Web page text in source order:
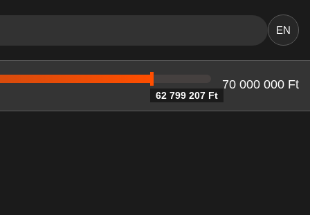
EN
62 799 207 Ft
70 000 000 Ft